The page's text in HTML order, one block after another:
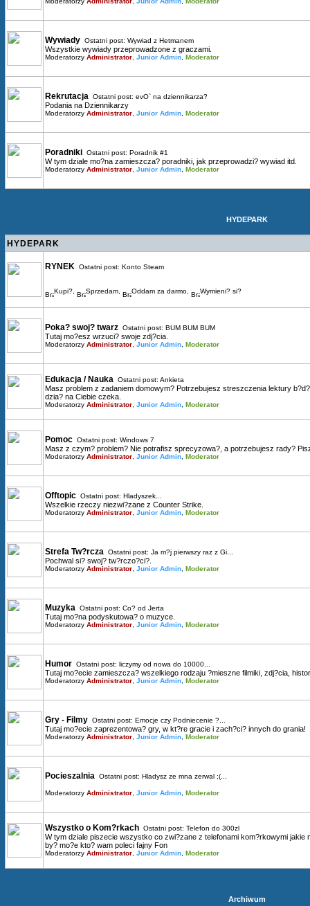
Wywiady Ostatni post: Wywiad z Hetmanem
Wszystkie wywiady przeprowadzone z graczami.
Moderatorzy Administrator Junior Admin Moderator
Rekrutacja Ostatni post: evO` na dziennikarza?
Podania na Dziennikarzy
Moderatorzy Administrator Junior Admin Moderator
Poradniki Ostatni post: Poradnik #1
W tym dziale mo?na zamieszcza? poradniki, jak przeprowadzi? wywiad itd.
Moderatorzy Administrator Junior Admin Moderator
HYDEPARK
HYDEPARK
RYNEK Ostatni post: Konto Steam
Kupi? Sprzedam Oddam za darmo Wymieni? si?
Poka? swoj? twarz Ostatni post: BUM BUM BUM
Tutaj mo?esz wrzuci? swoje zdj?cia.
Moderatorzy Administrator Junior Admin Moderator
Edukacja / Nauka Ostatni post: Ankieta
Masz problem z zadaniem domowym? Potrzebujesz streszczenia lektury
dzia? na Ciebie czeka.
Moderatorzy Administrator Junior Admin Moderator
Pomoc Ostatni post: Windows 7
Masz z czym? problem? Nie potrafisz sprecyzowa?, a potrzebujesz rady?
Moderatorzy Administrator Junior Admin Moderator
Offtopic Ostatni post: Hladyszek...
Wszelkie rzeczy niezwi?zane z Counter Strike.
Moderatorzy Administrator Junior Admin Moderator
Strefa Tw?rcza Ostatni post: Ja m?j pierwszy raz z Gi...
Pochwal si? swoj? tw?rczo?ci?.
Moderatorzy Administrator Junior Admin Moderator
Muzyka Ostatni post: Co? od Jerta
Tutaj mo?na podyskutowa? o muzyce.
Moderatorzy Administrator Junior Admin Moderator
Humor Ostatni post: liczymy od nowa do 10000...
Tutaj mo?ecie zamieszcza? wszelkiego rodzaju ?mieszne filmiki, zdj?cia,
Moderatorzy Administrator Junior Admin Moderator
Gry - Filmy Ostatni post: Emocje czy Podniecenie ?...
Tutaj mo?ecie zaprezentowa? gry, w kt?re gracie i zach?ci? innych do grania!
Moderatorzy Administrator Junior Admin Moderator
Pocieszalnia Ostatni post: Hladysz ze mna zerwal ;(...
Moderatorzy Administrator Junior Admin Moderator
Wszystko o Kom?rkach Ostatni post: Telefon do 300zl
W tym dziale piszecie wszystko co zwi?zane z telefonami kom?rkowymi jakie
by? mo?e kto? wam poleci fajny Fon
Moderatorzy Administrator Junior Admin Moderator
Archiwum